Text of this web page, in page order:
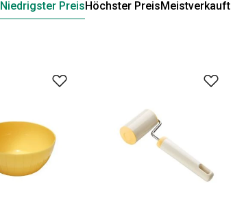
Niedrigster PreisHöchster PreisMeistverkauft